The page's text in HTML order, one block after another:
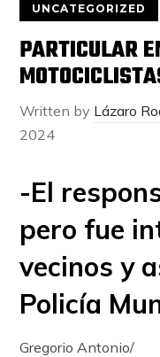
UNCATEGORIZED
PARTICULAR
Written by Lázaro
2024
-El
pero fue
vecinos y
Policía
Gregorio Antonio/